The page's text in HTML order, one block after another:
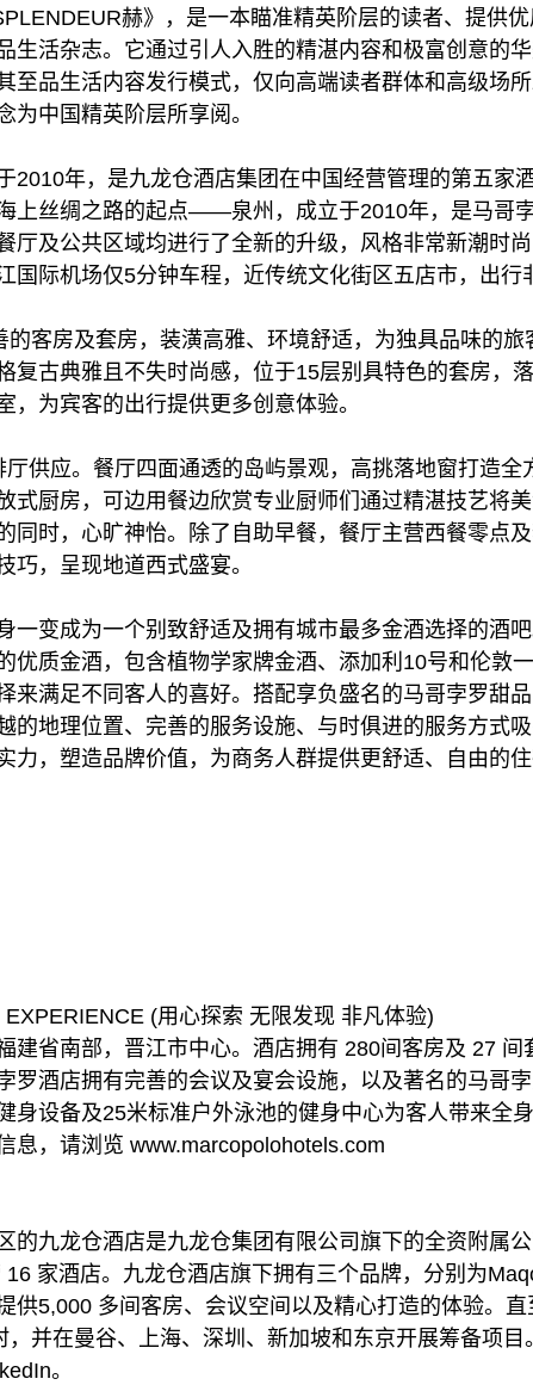
赫》，是一本瞄准精英阶层的读者、提供优
生活杂志。它通过引人入胜的精湛内容和极富创意的
至品生活内容发行模式，仅向高端读者群体和高级场
为中国精英阶层所享阅。
2010年，是九龙仓酒店集团在中国经营管理的第五家
上丝绸之路的起点——泉州，成立于2010年，是马哥
厅及公共区域均进行了全新的升级，风格非常新潮时
国际机场仅5分钟车程，近传统文化街区五店市，出行
的客房及套房，装潢高雅、环境舒适，为独具品味的
复古典雅且不失时尚感，位于15层别具特色的套房，
，为宾客的出行提供更多创意体验。
厅供应。餐厅四面通透的岛屿景观，高挑落地窗打造
式厨房，可边用餐边欣赏专业厨师们通过精湛技艺将
同时，心旷神怡。除了自助早餐，餐厅主营西餐零点
巧，呈现地道西式盛宴。
一变成为一个别致舒适及拥有城市最多金酒选择的酒
优质金酒，包含植物学家牌金酒、添加利10号和伦敦
来满足不同客人的喜好。搭配享负盛名的马哥孛罗甜
的地理位置、完善的服务设施、与时俱进的服务方式
力，塑造品牌价值，为商务人群提供更舒适、自由的住
(用心探索 无限发现 非凡体验)
建省南部，晋江市中心。酒店拥有 280间客房及 27
罗酒店拥有完善的会议及宴会设施，以及著名的马哥
身设备及25米标准户外泳池的健身中心为客人带来全身
息，请浏览 www.marcopolohotels.com
的九龙仓酒店是九龙仓集团有限公司旗下的全资附属
家酒店。九龙仓酒店旗下拥有三个品牌，分别为
供5,000 多间客房、会议空间以及精心打造的体验。
并在曼谷、上海、深圳、新加坡和东京开展筹备项
。